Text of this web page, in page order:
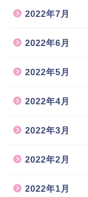
2022年7月
2022年6月
2022年5月
2022年4月
2022年3月
2022年2月
2022年1月